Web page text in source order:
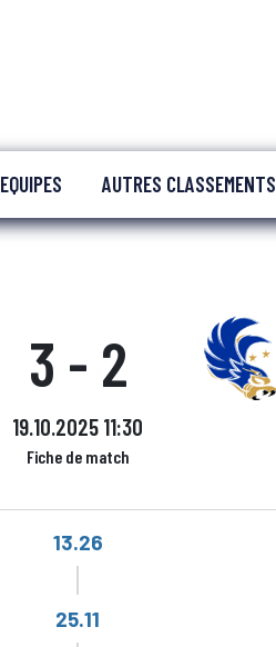
EQUIPES AUTRES CLASSEMENTS
3 - 2
19.10.2025 11:30
Fiche de match
13.26
25.11